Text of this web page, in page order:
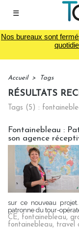
☰
Nos bureaux sont
Accueil > Tags
RÉSULTATS
Tags (5) :
Fontainebleau :
son agence
sur ce nouveau
patronne du tour-
CE, fontainebleau,
fontainebleau, travel